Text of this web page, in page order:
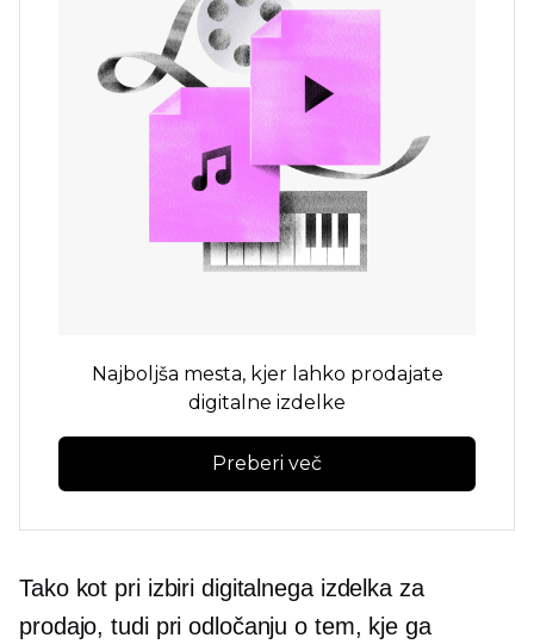
Najboljša mesta, kjer lahko prodajate
digitalne izdelke
Preberi več
Tako kot pri izbiri digitalnega izdelka za
prodajo, tudi pri odločanju o tem, kje ga